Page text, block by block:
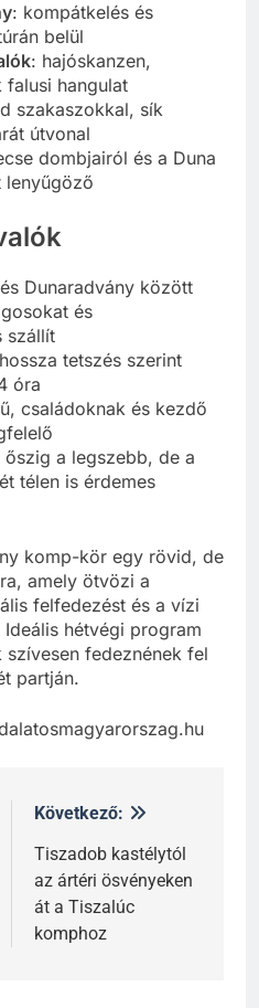
: kompátkelés és
belül
: hajóskanzen,
hangulat
szakaszokkal, sík
útvonal
dombjairól és a Duna
lenyűgöző
Dunaradvány között
és
szállít
tetszés szerint
óra
családoknak és kezdő
őszig a legszebb, de a
télen is érdemes
komp-kör egy rövid, de
amely ötvözi a
felfedezést és a vízi
hétvégi program
fedeznének fel
partján.
Következő:
Tiszadob kastélytól
az ártéri ösvényeken
át a Tiszalúc
komphoz